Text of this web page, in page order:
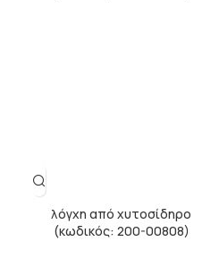
λόγχη από χυτοσίδηρο
(κωδικός: 200-00808)